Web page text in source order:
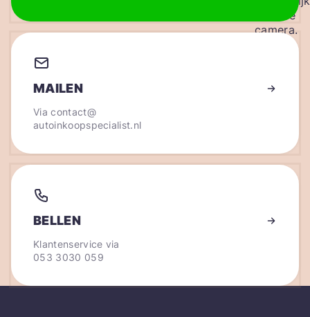
MAILEN
Viacontact@
autoinkoopspecialist.nl
BELLEN
Klantenservice via
053 3030 059